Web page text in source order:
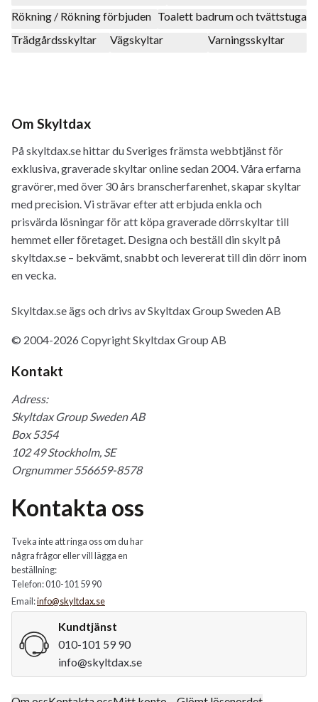
Rökning / Rökning förbjuden Toalett badrum och tvättstuga
Trädgårdsskyltar
Vägskyltar Varningsskyltar
Om Skyltdax
På skyltdax.se hittar du Sveriges främsta webbtjänst för
exklusiva, graverade skyltar online sedan 2004. Våra erfarna
gravörer, med över 30 års branscherfarenhet, skapar skyltar
med precision. Vi strävar efter att erbjuda enkla och
prisvärda lösningar för att köpa graverade dörrskyltar till
hemmet eller företaget. Designa och beställ din skylt på
skyltdax.se – bekvämt, snabbt och levererat till din dörr inom
en vecka.
Skyltdax.se ägs och drivs av Skyltdax Group Sweden AB
© 2004-2026 Copyright Skyltdax Group AB
Kontakt
Adress:
Skyltdax Group Sweden AB
Box 5354
102 49 Stockholm, SE
Orgnummer 556659-8578
Kontakta oss
Tveka inte att ringa oss om du har
några frågor eller vill lägga en
beställning:
Telefon: 010-101 59 90
Email:info@skyltdax.se
Kundtjänst
010-101 59 90
info@skyltdax.se